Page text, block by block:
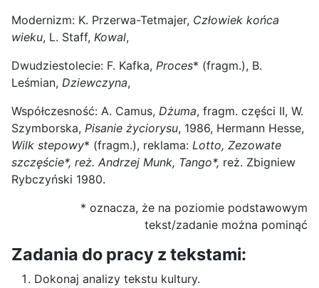
Modernizm: K. Przerwa-Tetmajer, Człowiek końca
wieku, L. Staff, Kowal,
Dwudziestolecie: F. Kafka, Proces* (fragm.), B.
Leśmian, Dziewczyna,
Współczesność: A. Camus, Dżuma, fragm. części II, W.
Szymborska, Pisanie życiorysu, 1986, Hermann Hesse,
Wilk stepowy* (fragm.), reklama: Lotto, Zezowate
szczęście*, reż. Andrzej Munk, Tango*, reż. Zbigniew
Rybczyński 1980.
* oznacza, że na poziomie podstawowym
tekst/zadanie można pominąć
Zadania do pracy z tekstami:
Dokonaj analizy tekstu kultury.